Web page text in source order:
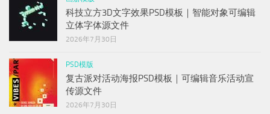
科技立方3D文字效果PSD模板｜智能对象可编辑
立体字体源文件
2026年7月30日
PSD模版
复古派对活动海报PSD模板｜可编辑音乐活动宣
传源文件
2026年7月30日